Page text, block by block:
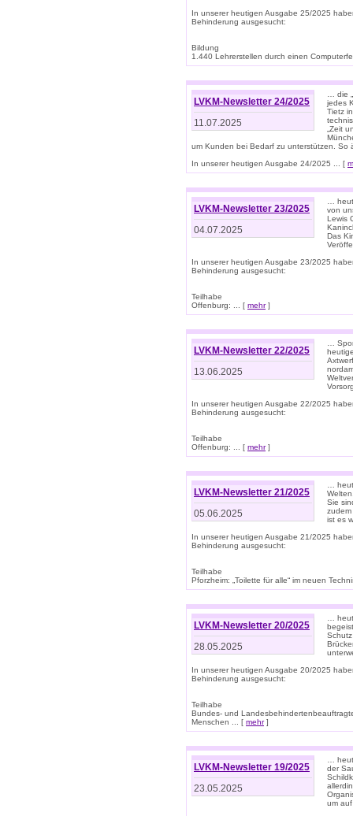
In unserer heutigen Ausgabe 25/2025
Behinderung ausgesucht:
Bildung
1.440 Lehrerstellen durch einen
LVKM-Newsletter 24/2025
11.07.2025
… die
jedes
Tietz
„Zeit
um Kunden bei Bedarf zu unterstützen.
In unserer heutigen Ausgabe 24/2025 ... [
LVKM-Newsletter 23/2025
04.07.2025
…
von
Lewis
Das
In unserer heutigen Ausgabe 23/2025
Behinderung ausgesucht:
Teilhabe
Offenburg: ... [ mehr]
LVKM-Newsletter 22/2025
13.06.2025
…
In unserer heutigen Ausgabe 22/2025
Behinderung ausgesucht:
Teilhabe
Offenburg: ... [ mehr]
LVKM-Newsletter 21/2025
05.06.2025
…
Sie
ist es
In unserer heutigen Ausgabe 21/2025
Behinderung ausgesucht:
Teilhabe
Pforzheim: „Toilette für alle“ im neuen
LVKM-Newsletter 20/2025
28.05.2025
…
In unserer heutigen Ausgabe 20/2025
Behinderung ausgesucht:
Teilhabe
Bundes- und
Menschen ... [ mehr]
LVKM-Newsletter 19/2025
23.05.2025
…
der
um